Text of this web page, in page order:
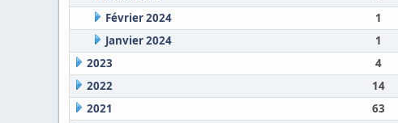
Février 2024
1
Janvier 2024
1
2023
4
2022
14
2021
63